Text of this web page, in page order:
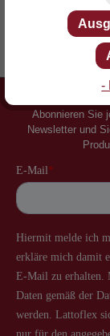
Erfinder des
Abonnieren Sie
Newsletter und
-